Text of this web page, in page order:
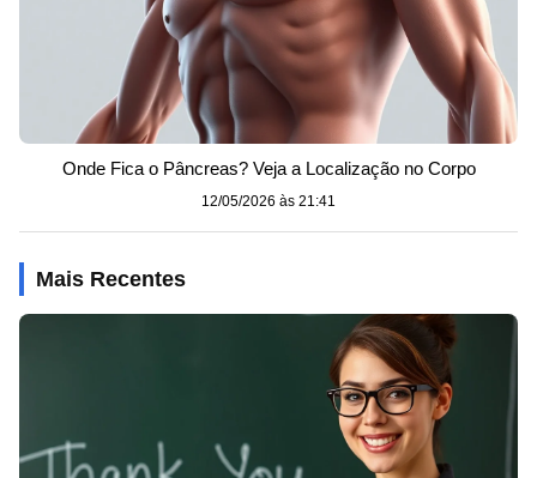
Onde Fica o Pâncreas? Veja a Localização no Corpo
12/05/2026 às 21:41
Mais Recentes